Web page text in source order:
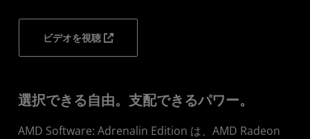
ビデオを視聴
選択できる自由。支配できるパワー。
AMD Software: Adrenalin Edition は、AMD Radeon